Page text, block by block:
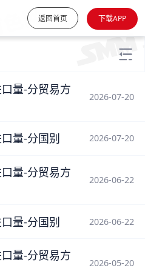
返回首页 下载APP
量-分贸易方
2026-07-20
量-分国别 2026-07-20
量-分贸易方
2026-06-22
量-分国别 2026-06-22
量-分贸易方
2026-05-20